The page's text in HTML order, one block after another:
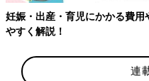
かり
連